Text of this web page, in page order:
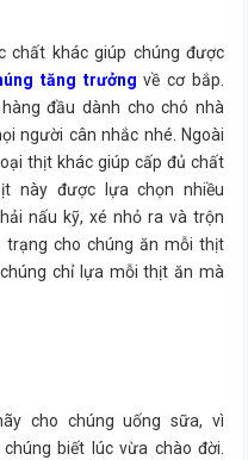
chất khác giúp chúng được
tăng trưởng về cơ bắp.
đầu dành cho chó nhà
người cân nhắc nhé. Ngoài
thịt khác giúp cấp đủ chất
này được lựa chọn nhiều
nấu kỹ, xé nhỏ ra và trộn
cho chúng ăn mỗi thịt
chỉ lựa mỗi thịt ăn mà
cho chúng uống sữa, vì
biết lúc vừa chào đời.